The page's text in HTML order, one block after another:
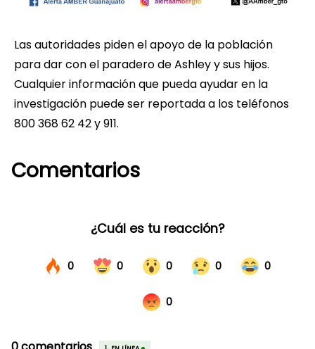
Las autoridades piden el apoyo de la población
para dar con el paradero de Ashley y sus hijos.
Cualquier información que pueda ayudar en la
investigación puede ser reportada a los teléfonos
800 368 62 42 y 911.
Comentarios